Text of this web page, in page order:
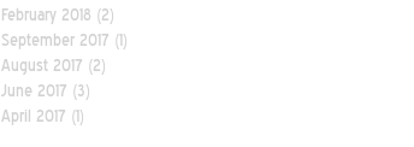
February 2018 (2)
September 2017 (1)
August 2017 (2)
June 2017 (3)
April 2017 (1)